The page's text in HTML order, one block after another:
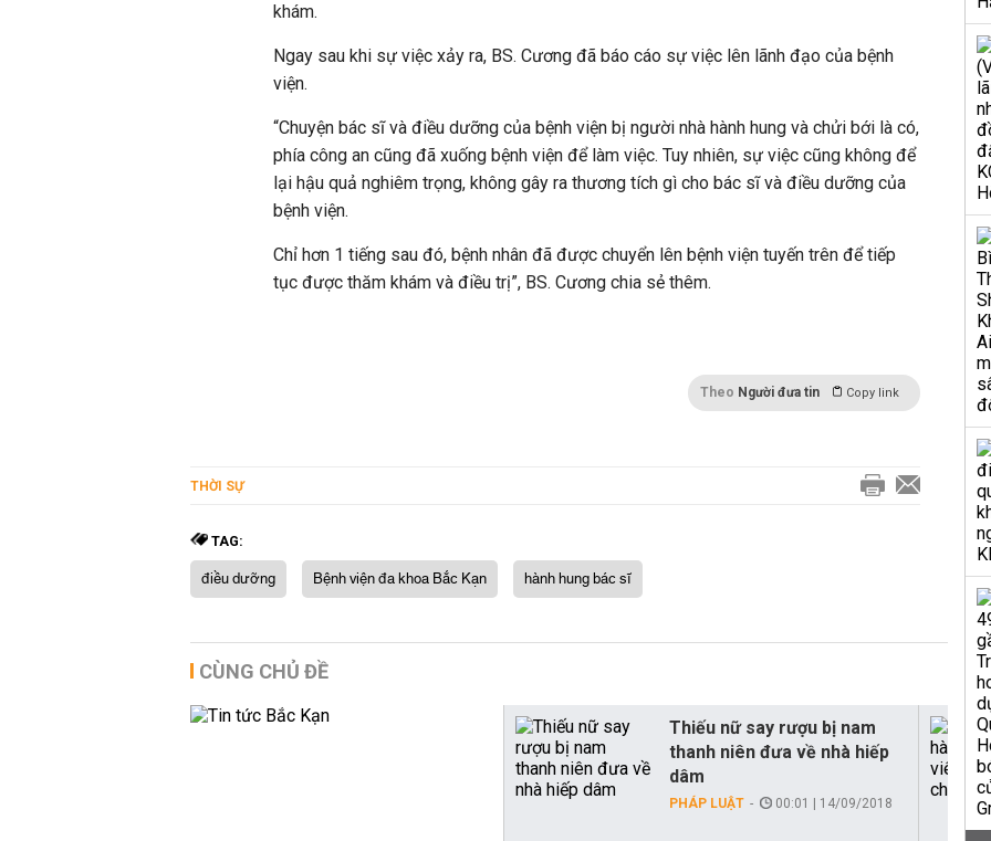
khám.
Ngay sau khi sự việc xảy ra, BS. Cương đã báo cáo sự việc lên lãnh đạo của bệnh
viện.
“Chuyện bác sĩ và điều dưỡng của bệnh viện bị người nhà hành hung và chửi bới là có,
phía công an cũng đã xuống bệnh viện để làm việc. Tuy nhiên, sự việc cũng không để
lại hậu quả nghiêm trọng, không gây ra thương tích gì cho bác sĩ và điều dưỡng của
bệnh viện.
Chỉ hơn 1 tiếng sau đó, bệnh nhân đã được chuyển lên bệnh viện tuyến trên để tiếp
tục được thăm khám và điều trị”, BS. Cương chia sẻ thêm.
Theo Người đưa tin Copy link
THỜI SỰ
TAG:
điều dưỡng Bệnh viện đa khoa Bắc Kạn hành hung bác sĩ
CÙNG CHỦ ĐỀ
Thiếu nữ say rượu bị nam
thanh niên đưa về nhà hiếp
dâm
PHÁP LUẬT 00:01 | 14/09/2018